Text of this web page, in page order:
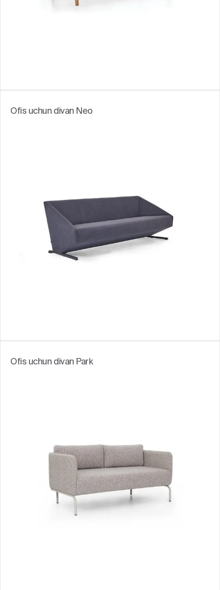
Ofis uchun divan Neo
Ofis uchun divan Park